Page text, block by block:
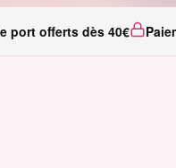
port offerts dès 40€